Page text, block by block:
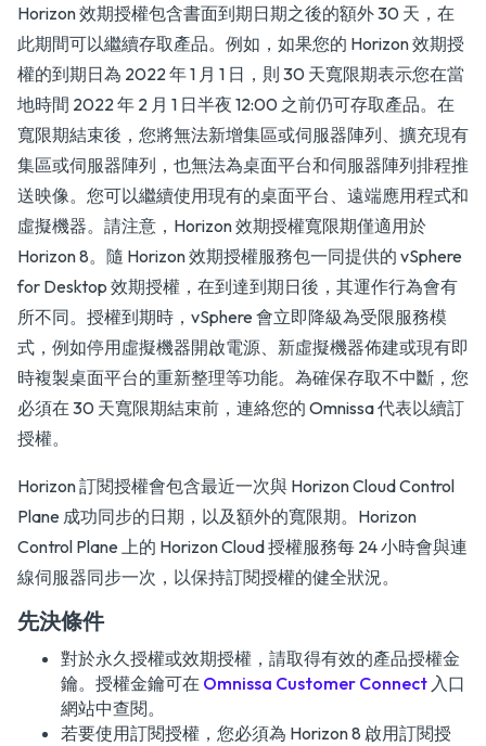
Horizon 效期授權包含書面到期日期之後的額外 30 天，在
此期間可以繼續存取產品。例如，如果您的 Horizon 效期授
權的到期日為 2022 年 1 月 1 日，則 30 天寬限期表示您在當
地時間 2022 年 2 月 1 日半夜 12:00 之前仍可存取產品。在
寬限期結束後，您將無法新增集區或伺服器陣列、擴充現有
集區或伺服器陣列，也無法為桌面平台和伺服器陣列排程推
送映像。您可以繼續使用現有的桌面平台、遠端應用程式和
虛擬機器。請注意，Horizon 效期授權寬限期僅適用於
Horizon 8。隨 Horizon 效期授權服務包一同提供的 vSphere
for Desktop 效期授權，在到達到期日後，其運作行為會有
所不同。授權到期時，vSphere 會立即降級為受限服務模
式，例如停用虛擬機器開啟電源、新虛擬機器佈建或現有即
時複製桌面平台的重新整理等功能。為確保存取不中斷，您
必須在 30 天寬限期結束前，連絡您的 Omnissa 代表以續訂
授權。
Horizon 訂閱授權會包含最近一次與 Horizon Cloud Control
Plane 成功同步的日期，以及額外的寬限期。Horizon
Control Plane 上的 Horizon Cloud 授權服務每 24 小時會與連
線伺服器同步一次，以保持訂閱授權的健全狀況。
先決條件
對於永久授權或效期授權，請取得有效的產品授權金
鑰。授權金鑰可在 Omnissa Customer Connect 入口
網站中查閱。
若要使用訂閱授權，您必須為 Horizon 8 啟用訂閱授